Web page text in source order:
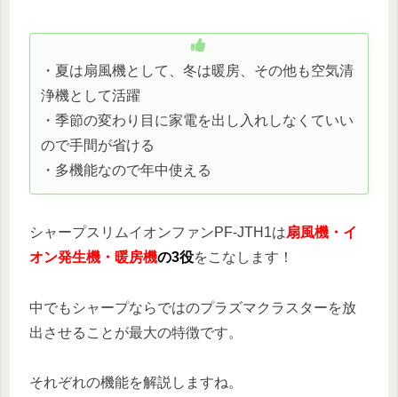
・夏は扇風機として、冬は暖房、その他も空気清
浄機として活躍
・季節の変わり目に家電を出し入れしなくていい
ので手間が省ける
・多機能なので年中使える
シャープスリムイオンファンPF-JTH1は扇風機・イ
オン発生機・暖房機の3役をこなします！
中でもシャープならではのプラズマクラスターを放
出させることが最大の特徴です。
それぞれの機能を解説しますね。